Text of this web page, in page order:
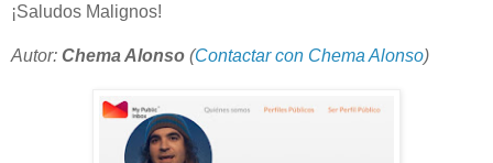
¡Saludos Malignos!
Autor: Chema Alonso (Contactar con Chema Alonso)